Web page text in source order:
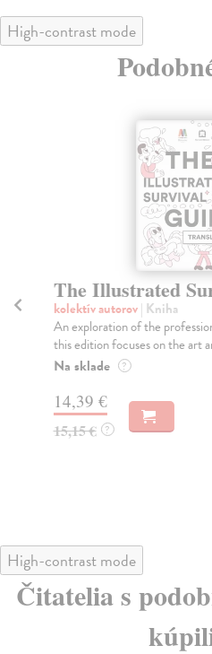
High-contrast mode
The Illustrated
kolektív autorov| Kniha
An exploration of the
this edition focuses on the art
Na sklade ?
14,39 €
15,15 € ?
High-contrast mode
Čitatelia s